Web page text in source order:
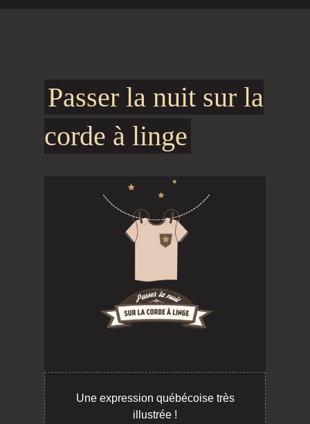
Passer la nuit sur la
corde à linge
Une expression québécoise très
illustrée !